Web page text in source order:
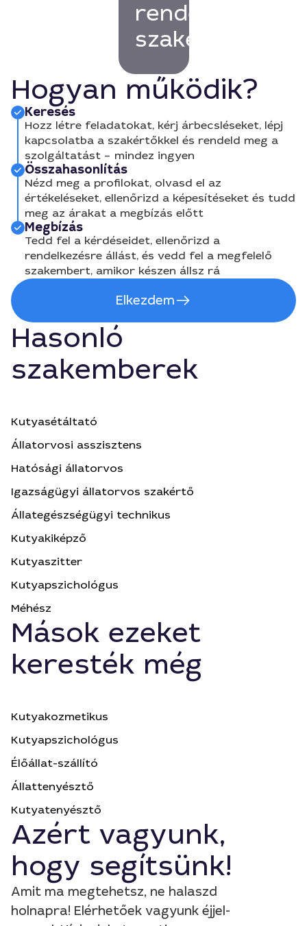
rendelkező
szakembert!
Hogyan működik?
Keresés
Hozz létre feladatokat, kérj árbecsléseket, lépj
kapcsolatba a szakértőkkel és rendeld meg a
szolgáltatást – mindez ingyen
Összahasonlítás
Nézd meg a profilokat, olvasd el az
értékeléseket, ellenőrizd a képesítéseket és tudd
meg az árakat a megbízás előtt
Megbízás
Tedd fel a kérdéseidet, ellenőrizd a
rendelkezésre állást, és vedd fel a megfelelő
szakembert, amikor készen állsz rá
Elkezdem
Hasonló
szakemberek
Kutyasétáltató
Állatorvosi asszisztens
Hatósági állatorvos
Igazságügyi állatorvos szakértő
Állategészségügyi technikus
Kutyakiképző
Kutyaszitter
Kutyapszichológus
Méhész
Mások ezeket
keresték még
Kutyakozmetikus
Kutyapszichológus
Élőállat-szállító
Állattenyésztő
Kutyatenyésztő
Azért vagyunk,
hogy segítsünk!
Amit ma megtehetsz, ne halaszd
holnapra! Elérhetőek vagyunk éjjel-